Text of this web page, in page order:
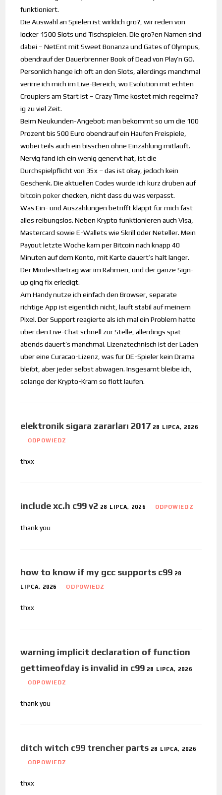
funktioniert.
Die Auswahl an Spielen ist wirklich gro?, wir reden von
locker 1500 Slots und Tischspielen. Die gro?en Namen sind
dabei – NetEnt mit Sweet Bonanza und Gates of Olympus,
obendrauf der Dauerbrenner Book of Dead von Play’n GO.
Personlich hange ich oft an den Slots, allerdings manchmal
verirre ich mich im Live-Bereich, wo Evolution mit echten
Croupiers am Start ist – Crazy Time kostet mich regelma?
ig zu viel Zeit.
Beim Neukunden-Angebot: man bekommt so um die 100
Prozent bis 500 Euro obendrauf ein Haufen Freispiele,
wobei teils auch ein bisschen ohne Einzahlung mitlauft.
Nervig fand ich ein wenig genervt hat, ist die
Durchspielpflicht von 35x – das ist okay, jedoch kein
Geschenk. Die aktuellen Codes wurde ich kurz druben auf
bitcoin pokerchecken, nicht dass du was verpasst.
Was Ein- und Auszahlungen betrifft klappt fur mich fast
alles reibungslos. Neben Krypto funktionieren auch Visa,
Mastercard sowie E-Wallets wie Skrill oder Neteller. Mein
Payout letzte Woche kam per Bitcoin nach knapp 40
Minuten auf dem Konto, mit Karte dauert’s halt langer.
Der Mindestbetrag war im Rahmen, und der ganze Sign-
up ging fix erledigt.
Am Handy nutze ich einfach den Browser, separate
richtige App ist eigentlich nicht, lauft stabil auf meinem
Pixel. Der Support reagierte als ich mal ein Problem hatte
uber den Live-Chat schnell zur Stelle, allerdings spat
abends dauert’s manchmal. Lizenztechnisch ist der Laden
uber eine Curacao-Lizenz, was fur DE-Spieler kein Drama
bleibt, aber jeder selbst abwagen. Insgesamt bleibe ich,
solange der Krypto-Kram so flott laufen.
elektronik sigara zararları 2017 28 LIPCA, 2026
ODPOWIEDZ
thxx
include xc.h c99 v2 28 LIPCA, 2026 ODPOWIEDZ
thank you
how to know if my gcc supports c99 28
LIPCA, 2026 ODPOWIEDZ
thxx
warning implicit declaration of function
gettimeofday is invalid in c99 28 LIPCA, 2026
ODPOWIEDZ
thank you
ditch witch c99 trencher parts 28 LIPCA, 2026
ODPOWIEDZ
thxx